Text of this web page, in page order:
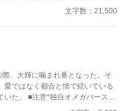
正式な番契約が決まってしまっ
でも許せる方向け ※イラストはC
文字数：21,500
、大輝に噛まれ番となった。そ
愛ではなく都合と情で続いている
いた。 ■注意*独自オメガバース設
じ世界設定です。関係は一切な